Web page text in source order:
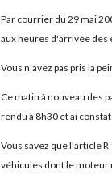
Par courrier du 29 mai
aux heures d'arrivée des
Vous n'avez pas pris la
Ce matin à nouveau des
rendu à 8h30 et ai
Vous savez que l'article
véhicules dont le moteur